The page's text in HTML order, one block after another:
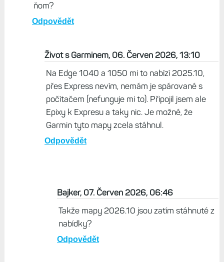
ňom?
Odpovědět
Život s Garminem, 06. Červen 2026, 13:10
Na Edge 1040 a 1050 mi to nabízí 2025.10,
přes Express nevím, nemám je spárované s
počítačem (nefunguje mi to). Připojil jsem ale
Epixy k Expresu a taky nic. Je možné, že
Garmin tyto mapy zcela stáhnul.
Odpovědět
Bajker, 07. Červen 2026, 06:46
Takže mapy 2026.10 jsou zatím stáhnuté z
nabídky?
Odpovědět